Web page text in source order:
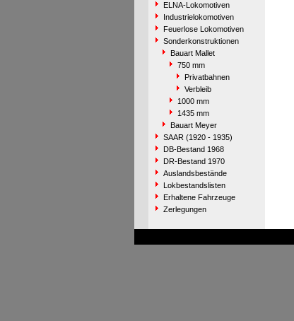
ELNA-Lokomotiven
Industrielokomotiven
Feuerlose Lokomotiven
Sonderkonstruktionen
Bauart Mallet
750 mm
Privatbahnen
Verbleib
1000 mm
1435 mm
Bauart Meyer
SAAR (1920 - 1935)
DB-Bestand 1968
DR-Bestand 1970
Auslandsbestände
Lokbestandslisten
Erhaltene Fahrzeuge
Zerlegungen